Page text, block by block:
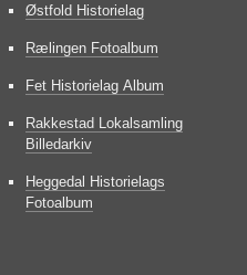
Østfold Historielag
Rælingen Fotoalbum
Fet Historielag Album
Rakkestad Lokalsamling
Billedarkiv
Heggedal Historielags
Fotoalbum